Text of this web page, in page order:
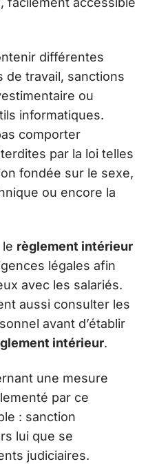
différentes
de travail, sanctions
ou
informatiques.
comporter
par la loi telles
fondée sur le sexe,
ou encore la
règlement intérieur
légales afin
avec les salariés.
aussi consulter les
avant d’établir
intérieur.
une mesure
par ce
: sanction
lui que se
judiciaires.